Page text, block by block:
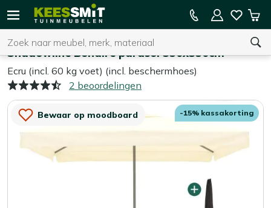
Kees
Tuinmeubelen
Zoeken
U heeft geen product(en) in uw winkelwagen.
15% kassakorting op de hele collectie
Shadowline Bonaire parasol 350x350cm
Ecru (incl. 60 kg voet) (incl. beschermhoes)
2 beoordelingen
Bewaar op moodboard -15% kassakorting